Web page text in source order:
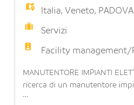
Italia,Veneto, PADOVA
Servizi
Facility management/
MANUTENTORE IMPIANTI
ricerca di un manutentore
potenziamento team operativo
...